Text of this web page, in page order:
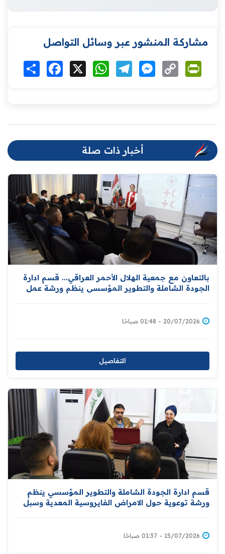
مشاركة المنشور عبر وسائل التواصل
انشر Facebook WhatsAppTelegramMessenger
Copy
Link
أخبار ذات صلة
بالتعاون مع جمعية الهلال الأحمر العراقي... قسم ادارة
الجودة الشاملة والتطوير المؤسسي ينظم ورشة عمل
20/07/2026 - 01:48 صباحًا
التفاصيل
قسم ادارة الجودة الشاملة والتطوير المؤسسي ينظم
ورشة توعوية حول الامراض الفايروسية المعدية وسبل
15/07/2026 - 01:37 صباحًا